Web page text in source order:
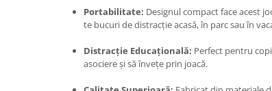
Portabilitate: Designul compact face acest
te bucuri de distracție acasă, în parc sau în
Distracție Educațională: Perfect pentru
asociere și să învețe prin joacă.